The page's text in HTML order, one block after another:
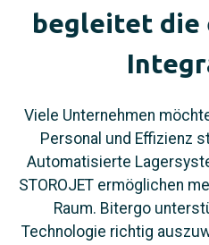
begleitet die
Viele Unternehmen
Personal und Effizienz
Automatisierte
STOROJET ermöglichen
Raum. Bitergo
Technologie richtig